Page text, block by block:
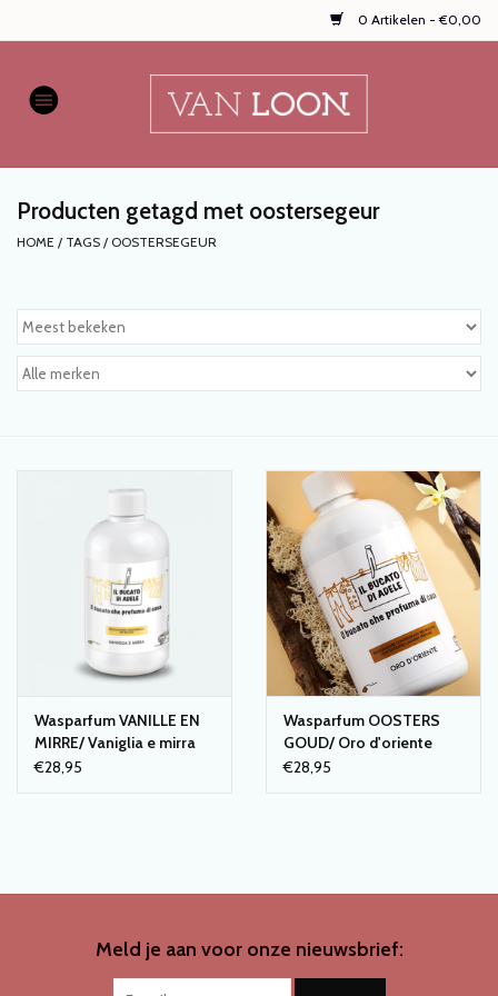
0 Artikelen - €0,00
Home
AUTOPARFUMS
WASPARFUMS
HANDZEPEN, TEXTIELSPRAYS,
SCHOENENDROGER *nieuw*
Producten getagd met oostersegeur
HOME / TAGS / OOSTERSEGEUR
Wasparfum VANILLE EN
MIRRE/ Vaniglia e mirra
€28,95
Wasparfum OOSTERS
GOUD/ Oro d'oriente
€28,95
Meld je aan voor onze nieuwsbrief: